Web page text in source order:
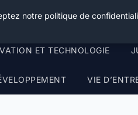
ET TECHNOLOGIE
VIE
notre politique de